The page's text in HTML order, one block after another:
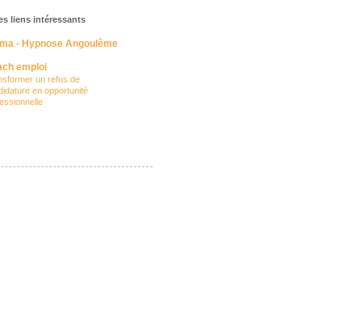
liens intéressants
- Hypnose Angoulême
emploi
un refus de
en opportunité